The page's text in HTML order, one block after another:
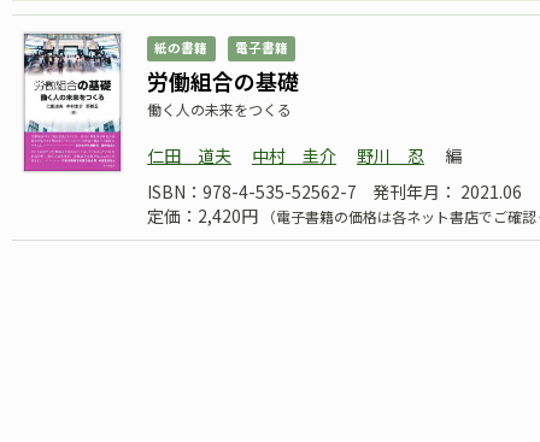
紙の書籍 電子書籍
労働組合の基礎
働く人の未来をつくる
仁田 道夫 中村 圭介 野川 忍
編
ISBN：978-4-535-52562-7
発刊年月： 2021.06
定価：2,420円
（電子書籍の価格は各ネット書店でご確